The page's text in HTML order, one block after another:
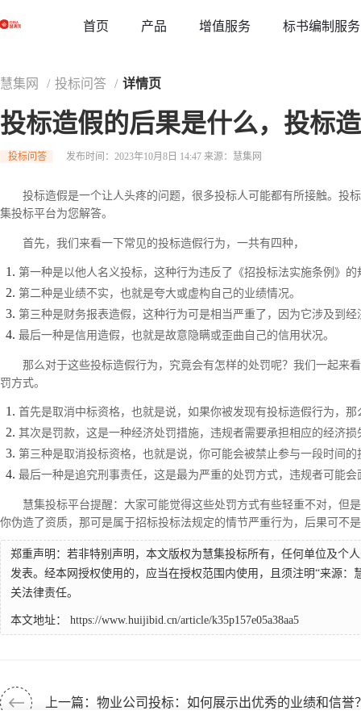
首页 产品 增值服务 标书编制服务
慧集网 / 投标问答 / 详情页
投标造假的后果是什么，投标
投标问答 发布时间：2023年10月8日 14:47 来源：慧集网
投标造假是一个让人头疼的问题，很多投标人可能都有所接触。投
集投标平台为您解答。
首先，我们来看一下常见的投标造假行为，一共有四种，
第一种是以他人名义投标，这种行为违反了《招投标法实施条例》的
第二种是业绩不实，也就是夸大或虚构自己的业绩情况。
第三种是财务报表造假，这种行为可是相当严重了，因为它涉及到经
最后一种是信用造假，也就是故意隐瞒或歪曲自己的信用状况。
那么对于这些投标造假行为，究竟会有怎样的处罚呢？我们一起来
罚方式。
首先是取消中标资格，也就是说，如果你被发现有投标造假行为，
其次是罚款，这是一种经济处罚措施，违规者需要承担相应的经济损
第三种是取消投标资格，也就是说，你可能会被禁止参与一段时间的
最后一种是追究刑事责任，这是最为严重的处罚方式，违规者可能会
慧集投标平台提醒： 大家可能觉得这些处罚方式有些轻重不对，但
你伪造了资质，那可是属于招标投标法规定的情节严重行为，后果可不
郑重声明：若非特别声明，本文版权为慧集投标所有，任何单位及个
发表。经本网授权使用的，应当在授权范围内使用，且须注明“来源：
关法律责任。
本文地址： https://www.huijibid.cn/article/k35p157e05a38aa5
上一篇：物业公司投标：如何展示出优秀的业绩和信誉